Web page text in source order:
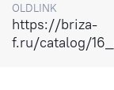
OLDLINK
https://briza-
f.ru/catalog/